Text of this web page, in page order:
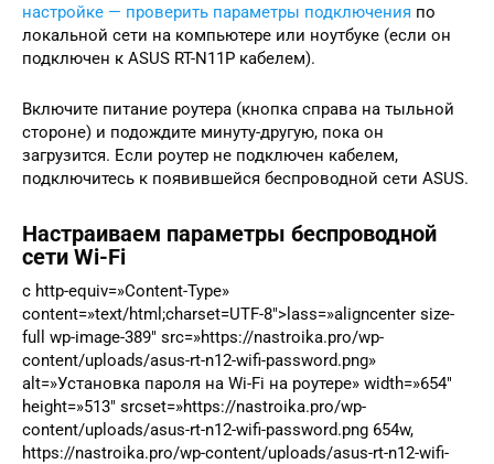
настройке — проверить параметры подключения по
локальной сети на компьютере или ноутбуке (если он
подключен к ASUS RT-N11P кабелем).
Включите питание роутера (кнопка справа на тыльной
стороне) и подождите минуту-другую, пока он
загрузится. Если роутер не подключен кабелем,
подключитесь к появившейся беспроводной сети ASUS.
Настраиваем параметры беспроводной
сети Wi-Fi
c http-equiv=»Content-Type»
content=»text/html;charset=UTF-8″>lass=»aligncenter size-
full wp-image-389″ src=»https://nastroika.pro/wp-
content/uploads/asus-rt-n12-wifi-password.png»
alt=»Установка пароля на Wi-Fi на роутере» width=»654″
height=»513″ srcset=»https://nastroika.pro/wp-
content/uploads/asus-rt-n12-wifi-password.png 654w,
https://nastroika.pro/wp-content/uploads/asus-rt-n12-wifi-